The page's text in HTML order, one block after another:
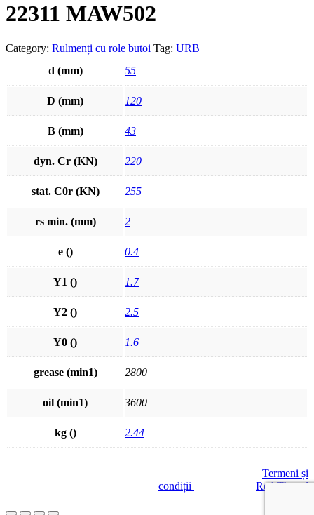
22311 MAW502
Category: Rulmenți cu role butoi Tag: URB
d (mm)
55
D (mm) 120
B (mm) 43
dyn. Cr (KN) 220
stat. C0r (KN) 255
rs min. (mm) 2
e () 0.4
Y1 () 1.7
Y2 () 2.5
Y0 () 1.6
grease (min1) 2800
oil (min1) 3600
kg () 2.44
Termeni și
condiții
Red Thread